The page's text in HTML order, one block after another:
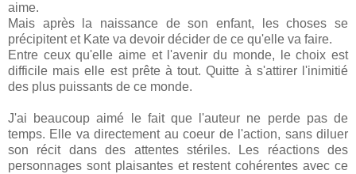
aime.
Mais après la naissance de son enfant, les choses se
précipitent et Kate va devoir décider de ce qu'elle va faire.
Entre ceux qu'elle aime et l'avenir du monde, le choix est
difficile mais elle est prête à tout. Quitte à s'attirer l'inimitié
des plus puissants de ce monde.
J'ai beaucoup aimé le fait que l'auteur ne perde pas de
temps. Elle va directement au coeur de l'action, sans diluer
son récit dans des attentes stériles. Les réactions des
personnages sont plaisantes et restent cohérentes avec ce